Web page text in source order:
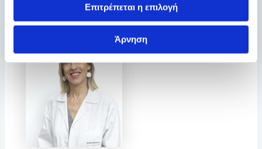
Επιτρέπεται η επιλογή
Άρνηση